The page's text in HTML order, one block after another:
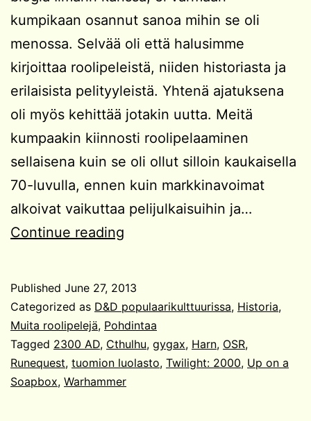
kumpikaan osannut sanoa mihin se oli
menossa. Selvää oli että halusimme
kirjoittaa roolipeleistä, niiden historiasta ja
erilaisista pelityyleistä. Yhtenä ajatuksena
oli myös kehittää jotakin uutta. Meitä
kumpaakin kiinnosti roolipelaaminen
sellaisena kuin se oli ollut silloin kaukaisella
70-luvulla, ennen kuin markkinavoimat
alkoivat vaikuttaa pelijulkaisuihin ja…
Continue reading
Published June 27, 2013
Categorized as D&D populaarikulttuurissa, Historia,
Muita roolipelejä, Pohdintaa
Tagged 2300 AD, Cthulhu, gygax, Harn, OSR,
Runequest, tuomion luolasto, Twilight: 2000, Up on a
Soapbox, Warhammer